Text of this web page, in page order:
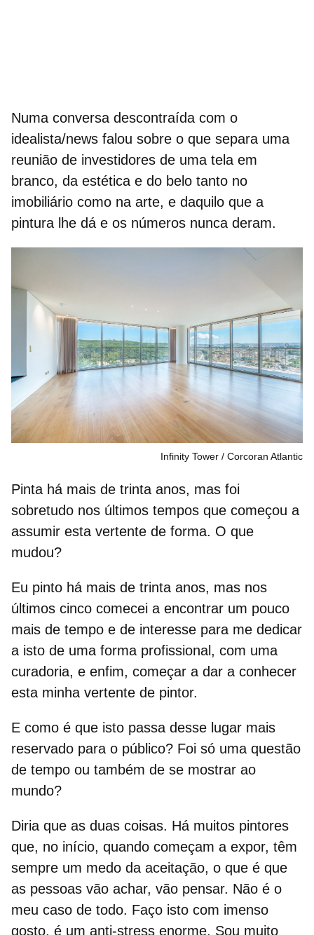
Numa conversa descontraída com o
idealista/news falou sobre o que separa uma
reunião de investidores de uma tela em
branco, da estética e do belo tanto no
imobiliário como na arte, e daquilo que a
pintura lhe dá e os números nunca deram.
Infinity Tower Corcoran Atlantic
Pinta há mais de trinta anos, mas foi
sobretudo nos últimos tempos que começou a
assumir esta vertente de forma. O que
mudou?
Eu pinto há mais de trinta anos, mas nos
últimos cinco comecei a encontrar um pouco
mais de tempo e de interesse para me dedicar
a isto de uma forma profissional, com uma
curadoria, e enfim, começar a dar a conhecer
esta minha vertente de pintor.
E como é que isto passa desse lugar mais
reservado para o público? Foi só uma questão
de tempo ou também de se mostrar ao
mundo?
Diria que as duas coisas. Há muitos pintores
que, no início, quando começam a expor, têm
sempre um medo da aceitação, o que é que
as pessoas vão achar, vão pensar. Não é o
meu caso de todo. Faço isto com imenso
gosto, é um anti-stress enorme. Sou muito